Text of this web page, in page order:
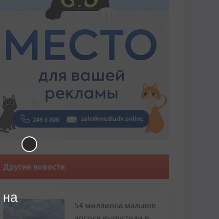
Другие новости
54 миллиона мальков